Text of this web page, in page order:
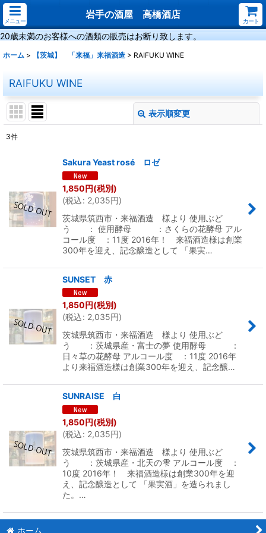
メニュー
岩手の酒屋 高橋酒店
カート
20歳未満のお客様への酒類の販売はお断り致します。
ホーム > 【茨城】 「来福」来福酒造 > RAIFUKU WINE
RAIFUKU WINE
表示順変更
絞り込む
3件
Sakura Yeast rosé ロゼ
1,850円(税別)
(税込: 2,035円)
茨城県筑西市・来福酒造 様より 使用ぶど
う ： 使用酵母 ：さくらの花酵母 アル
コール度 ：11度 2016年！ 来福酒造様は創業
300年を迎え、記念醸造として 「果実…
SUNSET 赤
1,850円(税別)
(税込: 2,035円)
茨城県筑西市・来福酒造 様より 使用ぶど
う ：茨城県産・富士の夢 使用酵母 ：
日々草の花酵母 アルコール度 ：11度 2016年
より来福酒造様は創業300年を迎え、記念醸…
SUNRAISE 白
1,850円(税別)
(税込: 2,035円)
茨城県筑西市・来福酒造 様より 使用ぶど
う ：茨城県産・北天の雫 アルコール度 ：
10度 2016年！ 来福酒造様は創業300年を迎
え、記念醸造として 「果実酒」を造られまし
た。…
ホーム